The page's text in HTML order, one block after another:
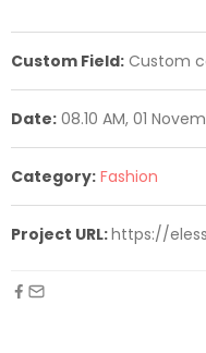
Custom Field: Custom
Date: 08.10 AM, 01
Category: Fashion
Project URL:https://